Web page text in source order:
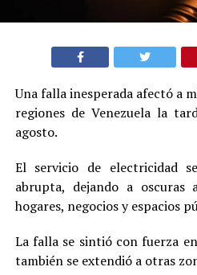
Una falla inesperada afectó a
regiones de Venezuela la
agosto.
El servicio de electricidad
abrupta, dejando a
hogares, negocios y espacios
La falla se sintió con fuerza
también se extendió a otras